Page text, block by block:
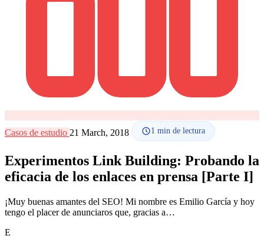
Casos de estudio 21 March, 2018 1 min de lectura
Experimentos Link Building: Probando la
eficacia de los enlaces en prensa [Parte I]
¡Muy buenas amantes del SEO! Mi nombre es Emilio García y hoy
tengo el placer de anunciaros que, gracias a…
E